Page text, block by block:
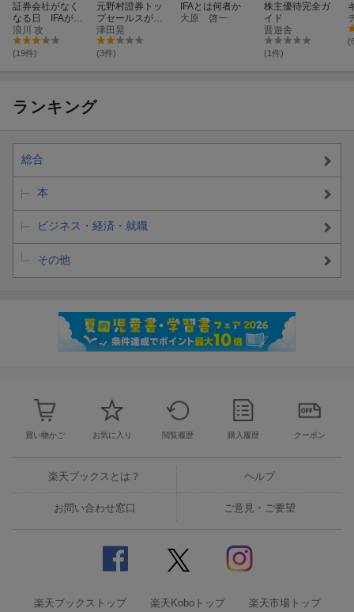
証券会社がなく
なる日 IFAが
「株式投資」を
変える
浪川 攻
(19件)
元野村證券トッ
プセールスが教
える伝説の営業
術
津田晃
(3件)
IFAとは何者か
大原 啓一
株主優待完全ガ
イド
晋遊舎
(1件)
ランキング
総合
本
ビジネス・経済・就職
その他
買い物かご お気に入り 閲覧履歴 購入履歴 クーポン
楽天ブックスとは？ ヘルプ
お問い合わせ窓口 ご意見・ご要望
楽天ブックストップ 楽天Koboトップ 楽天市場トップ